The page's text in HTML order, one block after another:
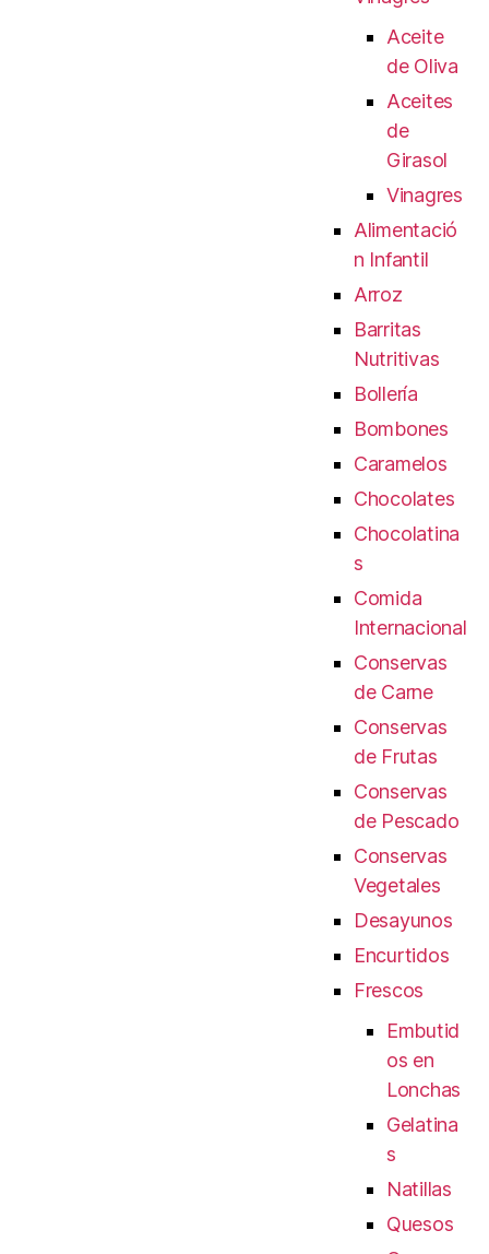
Aceite
de Oliva
Aceites
de
Girasol
Vinagres
Alimentació
n Infantil
Arroz
Barritas
Nutritivas
Bollería
Bombones
Caramelos
Chocolates
Chocolatina
s
Comida
Internacional
Conservas
de Carne
Conservas
de Frutas
Conservas
de Pescado
Conservas
Vegetales
Desayunos
Encurtidos
Frescos
Embutid
os en
Lonchas
Gelatina
s
Natillas
Quesos